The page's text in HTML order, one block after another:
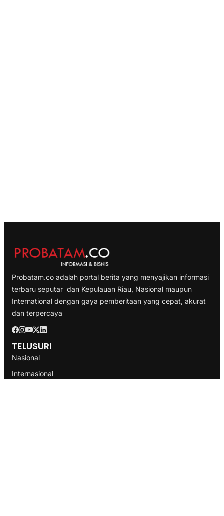
Probatam.co adalah portal berita yang menyajikan informasi
terbaru seputar dan Kepulauan Riau, Nasional maupun
International dengan gaya pemberitaan yang cepat, akurat
dan terpercaya
TELUSURI
Nasional
Internasional